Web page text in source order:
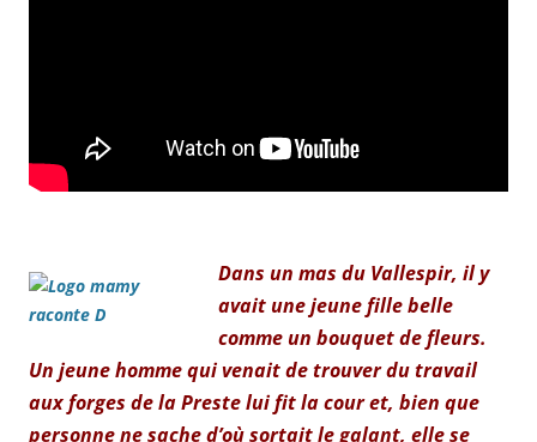
Dans un mas du Vallespir, il y
avait une jeune fille belle
comme un bouquet de fleurs.
Un jeune homme qui venait de trouver du travail
aux forges de la Preste lui fit la cour et, bien que
personne ne sache d’où sortait le galant, elle se